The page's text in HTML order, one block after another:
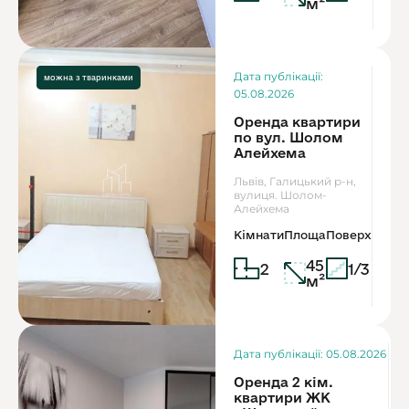
можна з дітьми
можна з тваринками
Дата публікації:
05.08.2026
Оренда квартири
по вул. Шолом
Алейхема
Львів, Галицький р-н,
вулиця. Шолом-
Алейхема
Кімнати
2
Площа
45
м²
Поверх
1/3
Дата публікації: 05.08.2026
Оренда 2 кім.
квартири ЖК